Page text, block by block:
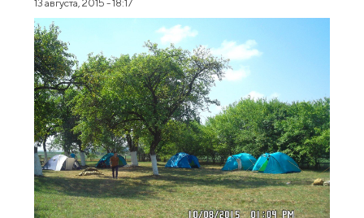
13 августа, 2015 - 18:17